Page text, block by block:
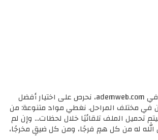
🎓 مرحبًا بك في ademweb.com – وجهتك الأولى للموارد التعليمية المجانية والمميزة! 📚 في ademweb.com، نحرص على اختيار أفضل
في مختلف المراحل. نغطي مواد متنوعة: من
تحميل الملف تلقائيًا خلال لحظات... وإن لم
الله له من كل همٍ فرجًا، ومن كل ضيقٍ مخرجًا،